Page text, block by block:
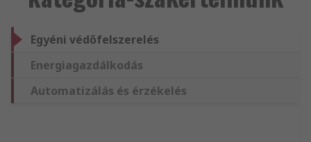
Egyéni védőfelszerelés
Energiagazdálkodás
Automatizálás és érzékelés